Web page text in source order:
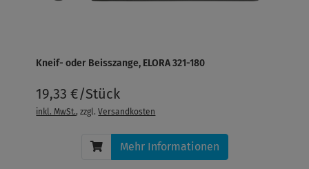
Kneif- oder Beisszange, ELORA 321-180
19,33 €/Stück
inkl. MwSt., zzgl.Versandkosten
Mehr Informationen